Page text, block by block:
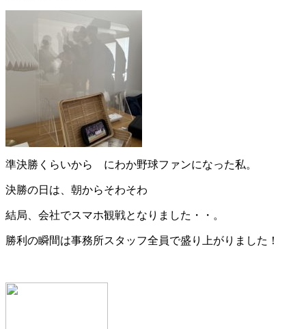
準決勝くらいから にわか野球ファンになった私。
決勝の日は、朝からそわそわ
結局、会社でスマホ観戦となりました・・。
勝利の瞬間は事務所スタッフ全員で盛り上がりました！